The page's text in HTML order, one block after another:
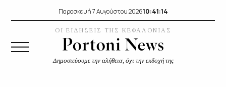
Παρασκευή 7 Αυγούστου 202610:41:15
ΟΙ ΕΙΔΗΣΕΙΣ ΤΗΣ ΚΕΦΑΛΟΝΙΑΣ
Δημοσιεύουμε την αλήθεια, όχι την εκδοχή της